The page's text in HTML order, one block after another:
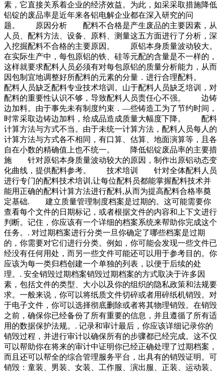
素，它直接关系着企业的经济效益。为此，如采采取措施降低
铝锭的废品率是近年来各铝电解企业都在深入研究的问
题。 原因分析 配料不合格是产生废品的主要因素，从
人员、配料方法、设备、原料、测量这五方面进行了分析，深
入挖掘配料不合格的主要原因。 原铝本身质量波动较大。
在实际生产中，每包原铝的铁、硅等元配的含量是不一样的，
这样就要求配料人员必须有对每包原铝的质量分析能力，从而
因包制宜地调整好所配料的元素的分量．进行合理配料。
配料人员缺乏配料专业技术培训。山于配料人员缺乏培训，对
配料的重要性认识不够，导致配料人员责任心不强。 边铸
边加料。由于事先未有制度约束．—些铸造工为了节约时间，
时常采取边铸边加料，给成品造成质量大幅度下降。 配料
计算方法与方式不当。由于未统一计算方法，配料人员每人的
计算方法与方式各不相同，有口算、估算、地面演算等，且各
自在小数的精确值上也不统一。 降低铝锭废品率的主要措
施 针对原铝本身质量波动较大的原因，制作出原铝动态变
化曲线，提供配料参考。 技术培训 针对全体配料人员
进行专门的配料技术培训,让每位配料员都能掌握配料技术并
能用正确的配料计算方法进行配料,从而为提高配料合格率奠
定基础. 建立质量管理制度档案是过期的。这可能需要你
查看每个文件的日期标记，或者根据文件的内容和上下文进行
判断。记住，你应该有一个详细的档案系统来帮助你完成这个
任务。. 对过期档案进行分类一旦你确定了哪些档案是过期
的，你需要对它们进行分类。例如，你可能会发现一些文件已
经没有任何用处，而另一些文件可能还可以用于参考目的。你
应该为每一类归档创建一个单独的列表，以便于后续的处
理。. 安全销毁过期档案销毁过期档案的方式取决于许多因
素，包括文件的类型、大小以及你的组织的隐私政策和法规要
求。一般来说，你可以将纸质文件切碎或者用碎纸机销毁。对
于电子文件，你可以选择彻底删除或者将其物理销毁。在销毁
之前，确保你已经备份了所有重要的信息，并且遵循了所有适
用的数据保护法规。. 记录和审计最后，你应该详细记录你的
销毁过程，并进行审计以确保所有的步骤都已经完成。这不仅
可以帮助你在将来的审计中证明你已经正确处理了过期档案，
而且还可以帮全的综合管理服务平台，出具有的销毁证明。可
销毁：童装、男装、女装、工作服、演出服、正装、运动装、